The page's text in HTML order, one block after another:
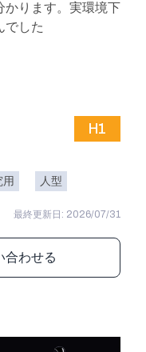
かります。実環境下
でした
H1
用 人型
最終更新日: 2026/07/31
合わせる